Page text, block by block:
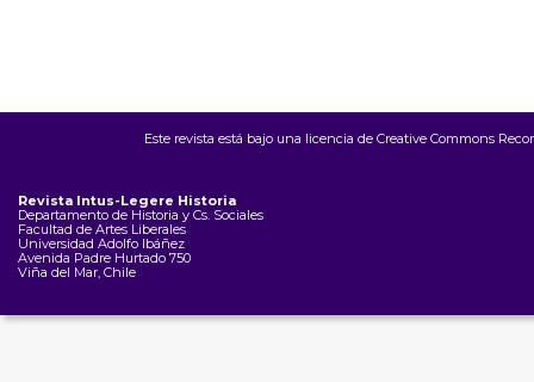
Este revista está bajo una licencia de Creative Commons
Revista Intus-Legere Historia
Departamento de Historia y Cs. Sociales
Facultad de Artes Liberales
Universidad Adolfo Ibáñez
Avenida Padre Hurtado 750
Viña del Mar, Chile